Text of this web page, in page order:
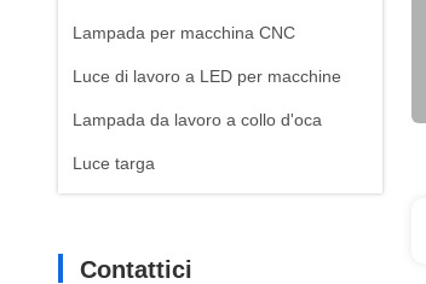
Lampada per macchina CNC
Luce di lavoro a LED per macchine
Lampada da lavoro a collo d'oca
Luce targa
Contattici